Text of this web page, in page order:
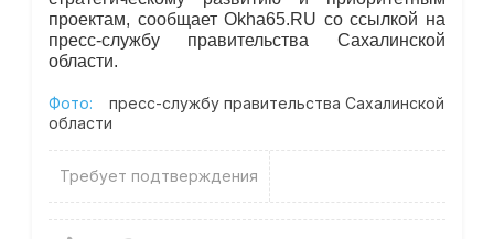
проектам, сообщает Okha65.RU со ссылкой на
пресс-службу правительства Сахалинской
области.
Фото:
пресс-службу правительства Сахалинской
области
Требует подтверждения